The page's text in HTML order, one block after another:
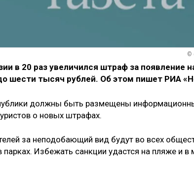
©
в 20 раз увеличился штраф за появление
шести тысяч рублей. Об этом пишет РИА
должны быть размещены
о новых штрафах.
за неподобающий вид будут во всех
парках. Избежать санкции удастся на пляже и в